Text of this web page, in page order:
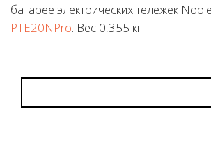
батарее электрических тележек
PTE20NPro. Вес 0,355 кг.